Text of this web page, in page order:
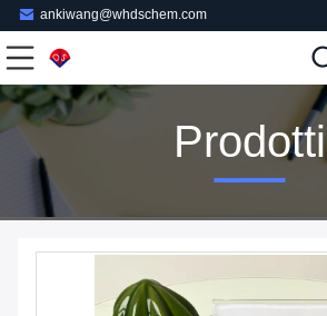
ankiwang@whdschem.com
Prodotti